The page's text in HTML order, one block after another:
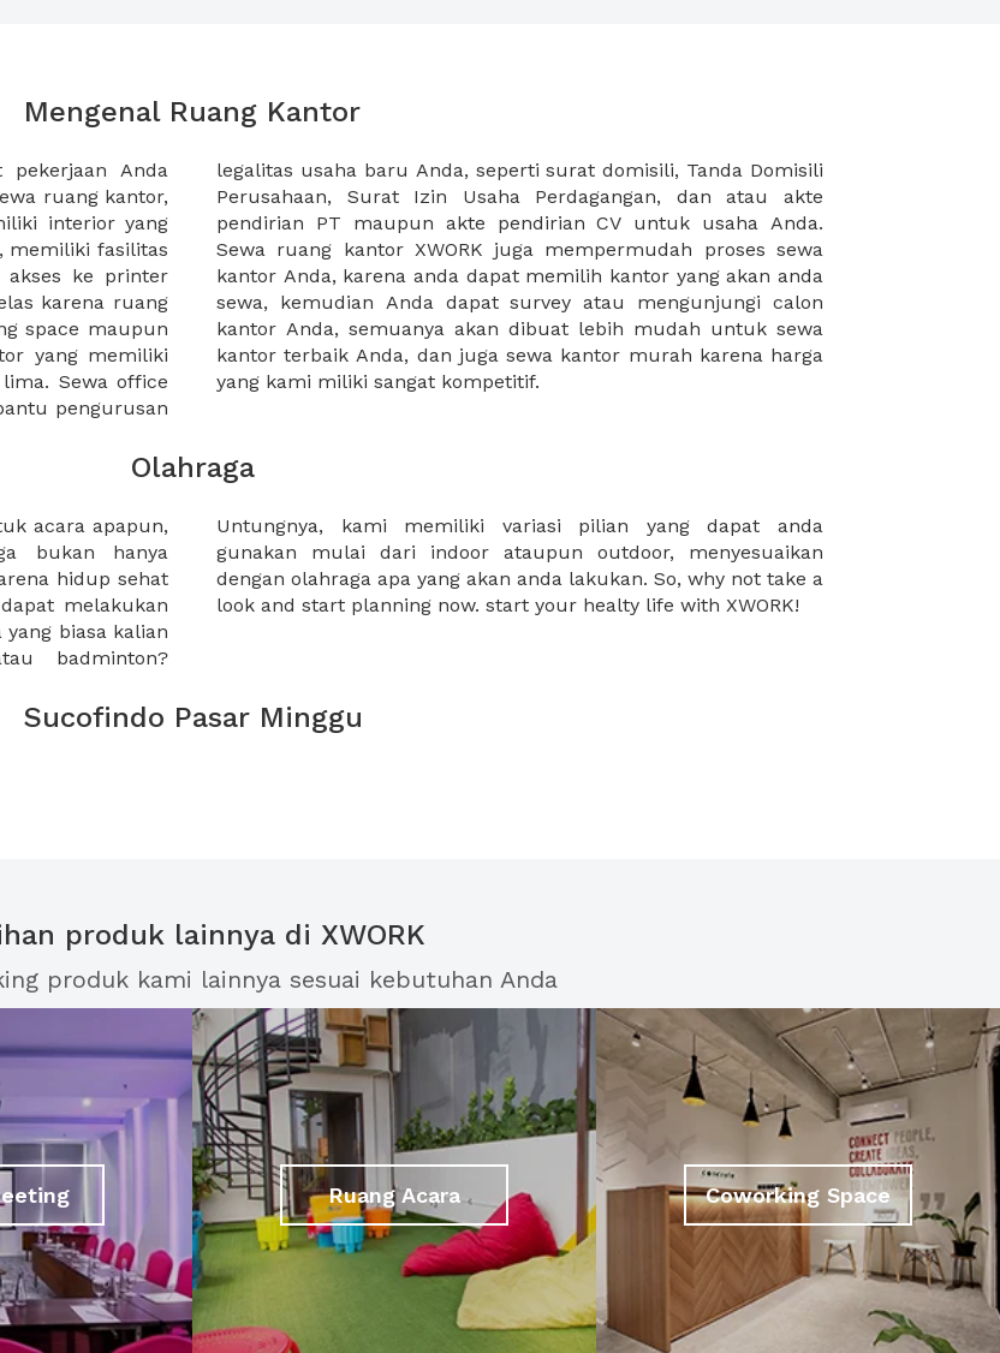
Mengenal Ruang Kantor
pekerjaan Anda
ruang kantor,
interior yang
memiliki fasilitas
akses ke printer
karena ruang
space maupun
yang memiliki
Sewa office
pengurusan
Tanda Domisili
dan atau akte
usaha Anda.
proses sewa
yang akan anda
calon
untuk sewa
karena harga
yang kami miliki sangat kompetitif.
Olahraga
acara apapun,
bukan hanya
hidup sehat
melakukan
biasa kalian
badminton?
dapat anda
menyesuaikan
why not take a
look and start planning now. start your healty life with XWORK!
Sucofindo Pasar Minggu
produk lainnya di XWORK
produk kami lainnya sesuai kebutuhan Anda
Ruang Acara Coworking Space